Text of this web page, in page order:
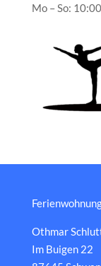
Mo – So:
Othmar
Im Buigen 22